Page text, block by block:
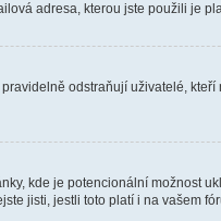
adresa, kterou jste použili je
odstraňují uživatelé,
kde je potencionální možnost
jisti, jestli toto platí i na vašem